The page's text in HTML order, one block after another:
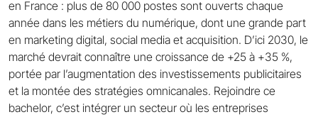
en France : plus de 80 000 postes sont ouverts chaque
année dans les métiers du numérique, dont une grande part
en marketing digital, social media et acquisition. D’ici 2030, le
marché devrait connaître une croissance de +25 à +35 %,
portée par l’augmentation des investissements publicitaires
et la montée des stratégies omnicanales. Rejoindre ce
bachelor, c’est intégrer un secteur où les entreprises